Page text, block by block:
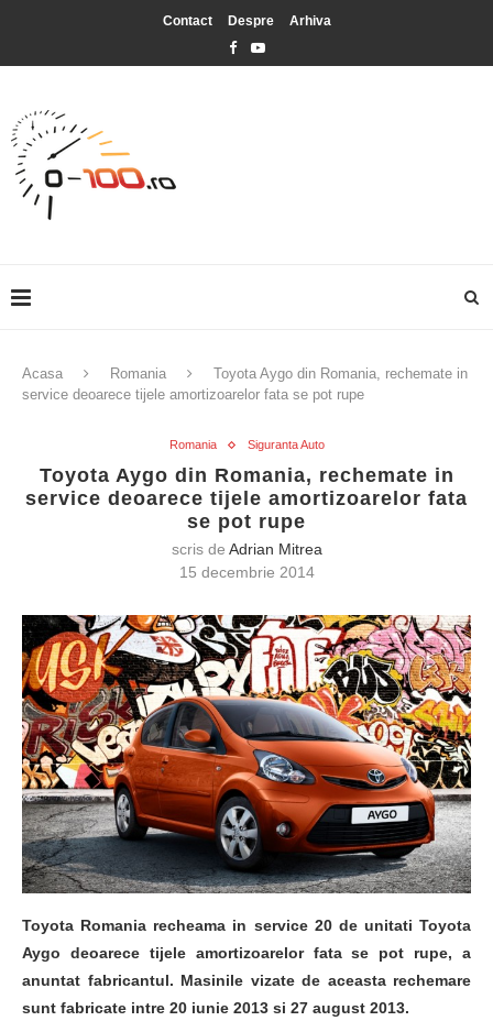
Contact Despre Arhiva
Acasa Romania
Toyota Aygo din Romania, rechemate in
service deoarece tijele amortizoarelor fata se pot rupe
Romania Siguranta Auto
Toyota Aygo din Romania, rechemate in
service deoarece tijele amortizoarelor fata
se pot rupe
scris de Adrian Mitrea
15 decembrie 2014
Toyota Romania recheama in service 20 de unitati Toyota
Aygo deoarece tijele amortizoarelor fata se pot rupe, a
anuntat fabricantul. Masinile vizate de aceasta rechemare
sunt fabricate intre 20 iunie 2013 si 27 august 2013.